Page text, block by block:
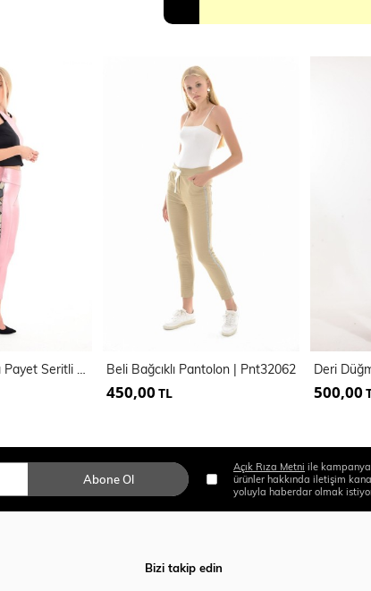
Pantolon - Yanları Payet Seritli Varak Pantolon Beli Bağcıklı Pantolon | Pnt32062
450,00 TL 500,00
Abone Ol
Açık Rıza Metni ile
ürünler hakkında iletişim
yoluyla haberdar olmak
Bizi takip edin